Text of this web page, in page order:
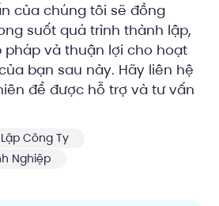
của chúng tôi sẽ đồng
suốt quá trình thành lập,
và thuận lợi cho hoạt
bạn sau này. Hãy liên hệ
để được hỗ trợ và tư vấn
Công Ty
Nghiệp